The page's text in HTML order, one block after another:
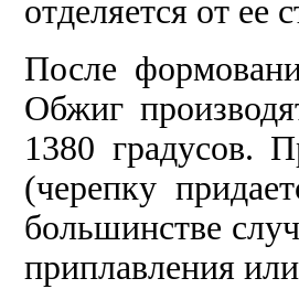
отделяется от ее
После
Обжиг
1380 градусов.
(черепку
большинстве
приплавления